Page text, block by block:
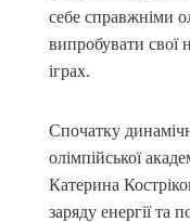
себе справжніми
випробувати свої
іграх.
Спочатку
олімпійської
Катерина
заряду енергії та